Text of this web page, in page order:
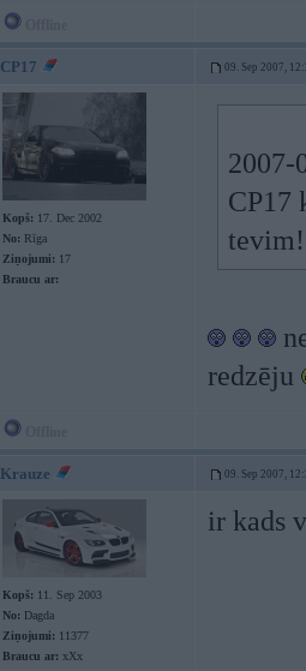
CP17 09. Sep 2007,
Kopš: 17. Dec 2002
No: Rīga
Ziņojumi: 17
Braucu ar:
2007-
CP17
redzēju
Krauze 09. Sep 2007,
Kopš: 11. Sep 2003
No: Dagda
Ziņojumi: 11377
Braucu ar: xXx
ir kads